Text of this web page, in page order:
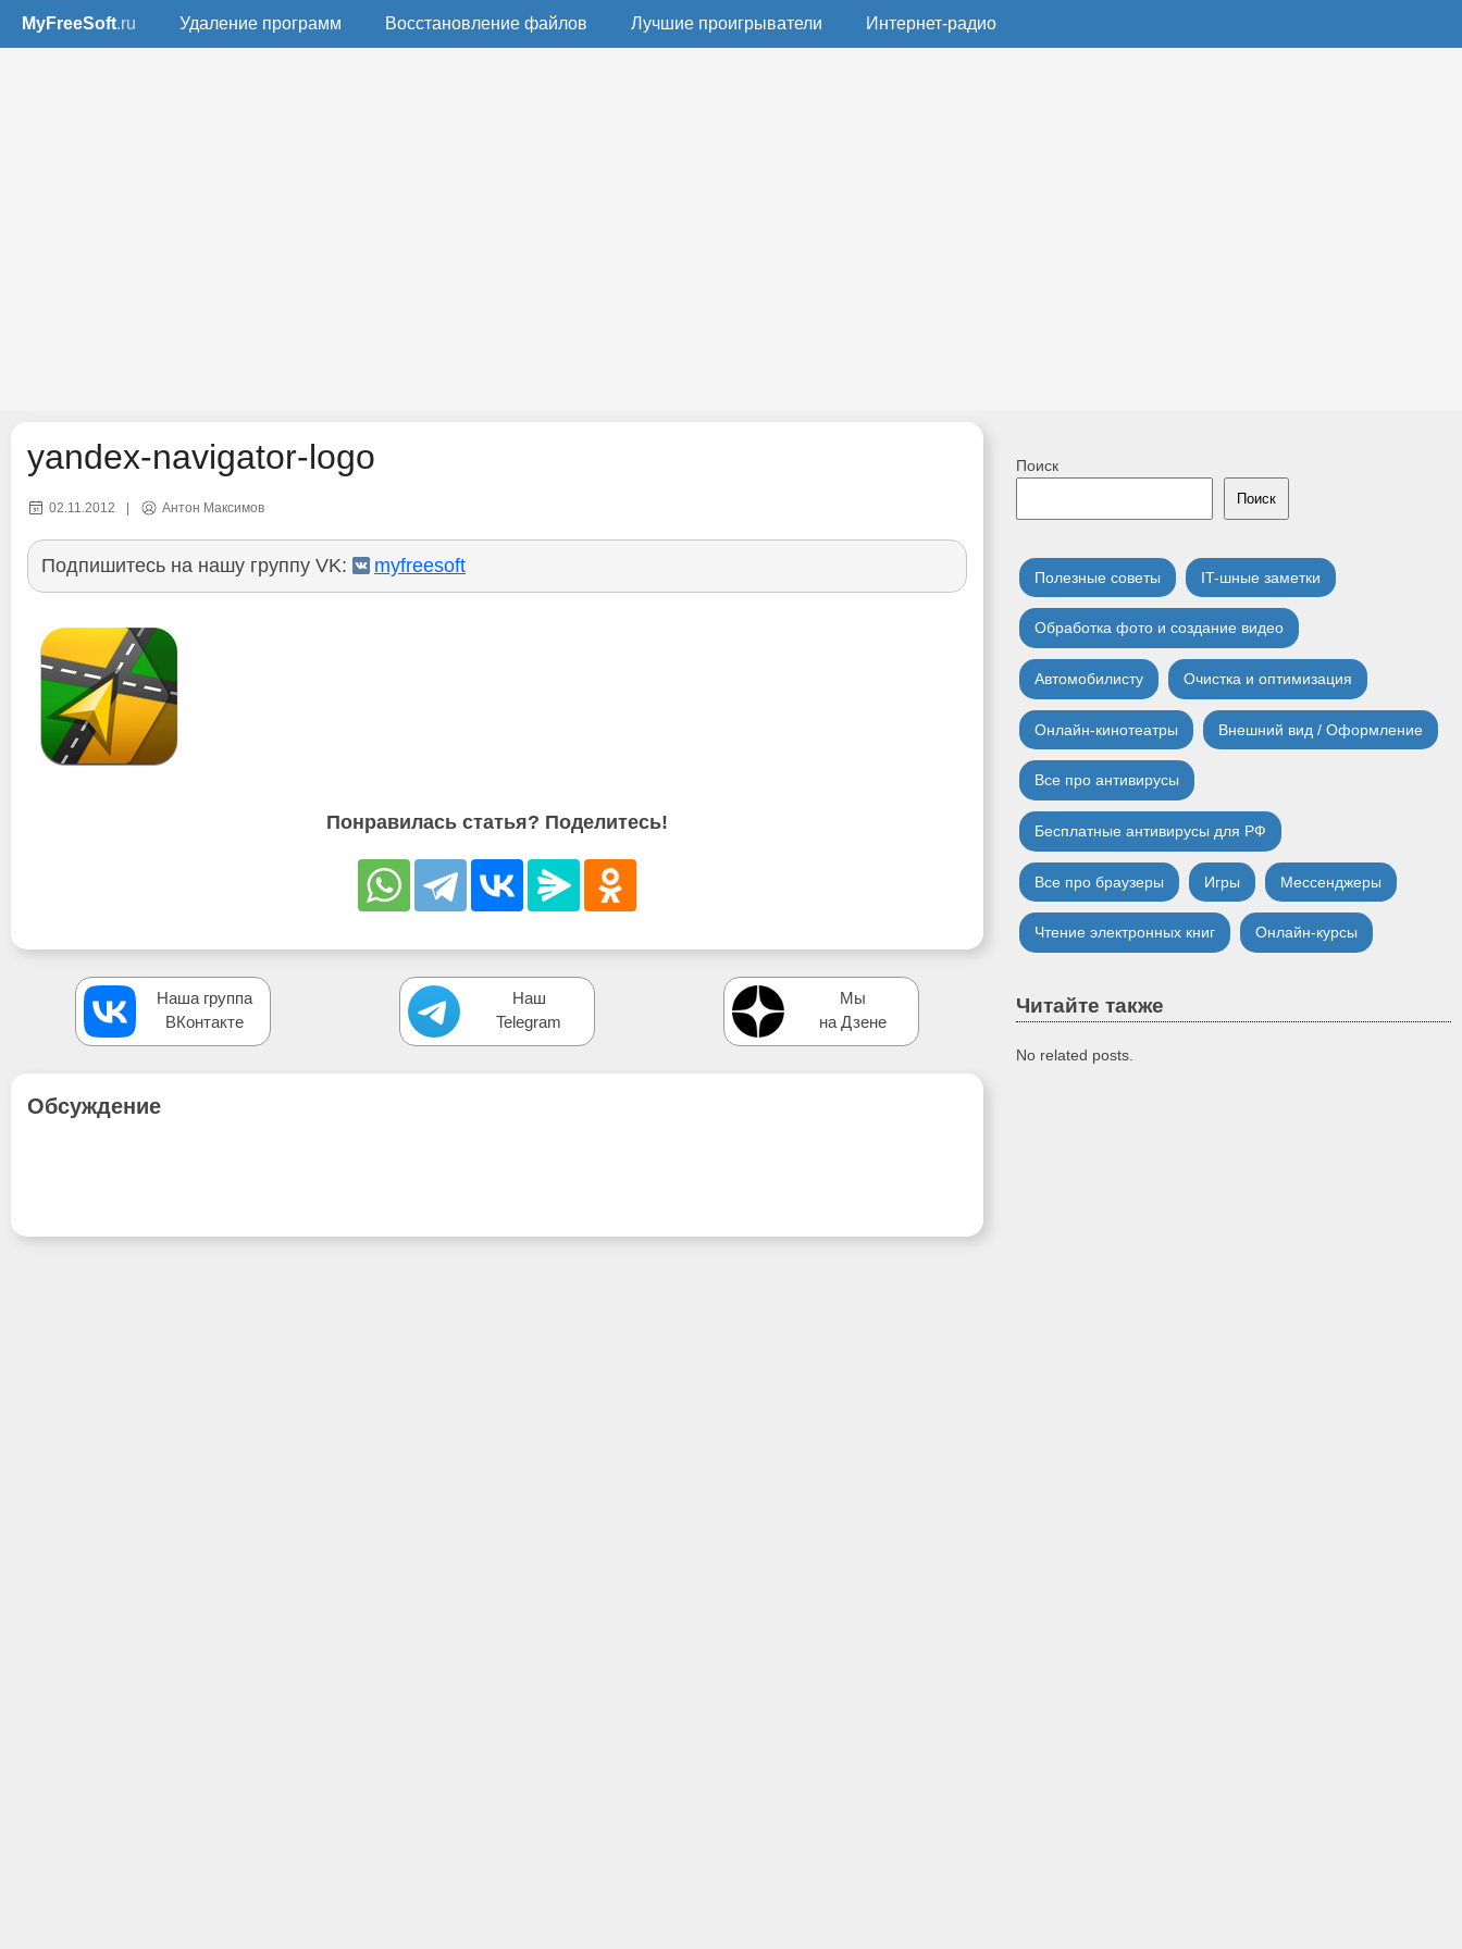
MyFreeSoft.ru Удаление программ Восстановление файлов Лучшие проигрыватели Интернет-радио
yandex-navigator-logo
02.11.2012 | Антон Максимов
Подпишитесь на нашу группу VK: myfreesoft
Понравилась статья? Поделитесь!
Наша группа
ВКонтакте
Наш
Telegram
Мы
на Дзене
Обсуждение
Поиск
Поиск
Полезные советы IT-шные заметки
Обработка фото и создание видео
Автомобилисту Очистка и оптимизация
Онлайн-кинотеатры Внешний вид / Оформление
Все про антивирусы
Бесплатные антивирусы для РФ
Все про браузеры Игры Мессенджеры
Чтение электронных книг Онлайн-курсы
Читайте также
No related posts.